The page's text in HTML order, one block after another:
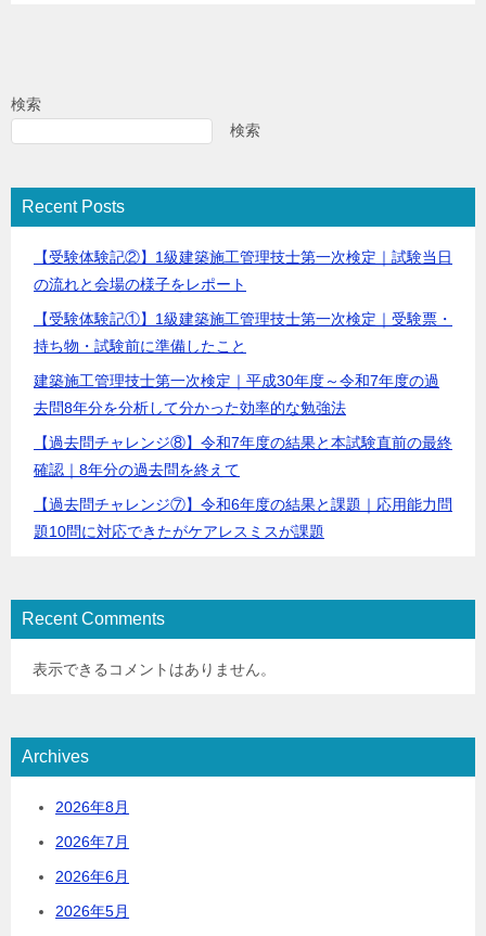
検索
検索
Recent Posts
【受験体験記②】1級建築施工管理技士第一次検定｜試験当日
の流れと会場の様子をレポート
【受験体験記①】1級建築施工管理技士第一次検定｜受験票・
持ち物・試験前に準備したこと
建築施工管理技士第一次検定｜平成30年度～令和7年度の過
去問8年分を分析して分かった効率的な勉強法
【過去問チャレンジ⑧】令和7年度の結果と本試験直前の最終
確認｜8年分の過去問を終えて
【過去問チャレンジ⑦】令和6年度の結果と課題｜応用能力問
題10問に対応できたがケアレスミスが課題
Recent Comments
表示できるコメントはありません。
Archives
2026年8月
2026年7月
2026年6月
2026年5月